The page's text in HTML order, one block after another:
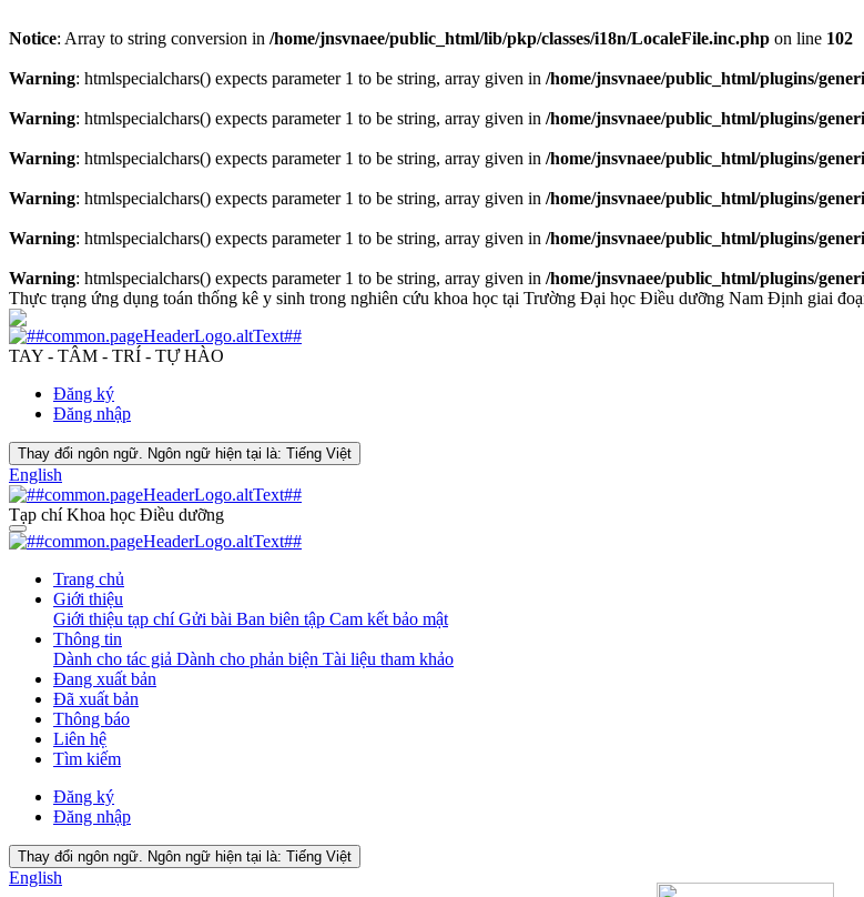
Notice: Array to string conversion in /home/jnsvnaee/public_html/lib/pkp/classes/i18n/LocaleFile.inc.php on line 102
Warning: htmlspecialchars() expects parameter 1 to be string, array given in /home/jnsvnaee/public_html/plugins/
Warning: htmlspecialchars() expects parameter 1 to be string, array given in /home/jnsvnaee/public_html/plugins/
Warning: htmlspecialchars() expects parameter 1 to be string, array given in /home/jnsvnaee/public_html/plugins/
Warning: htmlspecialchars() expects parameter 1 to be string, array given in /home/jnsvnaee/public_html/plugins/
Warning: htmlspecialchars() expects parameter 1 to be string, array given in /home/jnsvnaee/public_html/plugins/
Warning: htmlspecialchars() expects parameter 1 to be string, array given in /home/jnsvnaee/public_html/plugins/
Thực trạng ứng dụng toán thống kê y sinh trong nghiên cứu khoa học tại Trường Đại học Điều dưỡng Nam Định giai
TAY - TÂM - TRÍ - TỰ HÀO
Đăng ký
Đăng nhập
Thay đổi ngôn ngữ. Ngôn ngữ hiện tại là: Tiếng Việt
English
Tạp chí Khoa học Điều dưỡng
Trang chủ
Giới thiệu
Giới thiệu tạp chíGửi bài Ban biên tập Cam kết bảo mật
Thông tin
Dành cho tác giả Dành cho phản biện Tài liệu tham khảo
Đang xuất bản
Đã xuất bản
Thông báo
Liên hệ
Tìm kiếm
Đăng ký
Đăng nhập
Thay đổi ngôn ngữ. Ngôn ngữ hiện tại là: Tiếng Việt
English